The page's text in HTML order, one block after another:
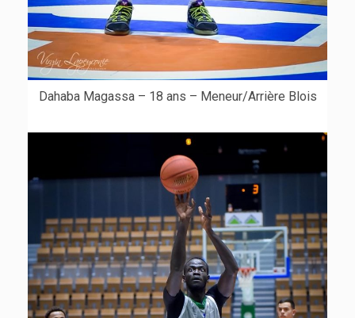
Dahaba Magassa – 18 ans – Meneur/Arrière Blois